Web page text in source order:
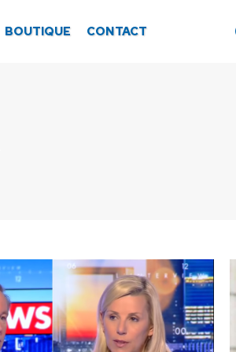
BOUTIQUE CONTACT